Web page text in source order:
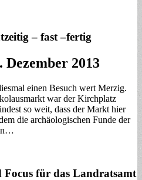
– fast –fertig
Dezember 2013
einen Besuch wert Merzig.
war der Kirchplatz
so weit, dass der Markt hier
die archäologischen Funde der
für das Landratsamt